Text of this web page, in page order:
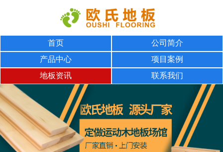
首页
公司简介
产品中心
项目案例
地板资讯
联系我们